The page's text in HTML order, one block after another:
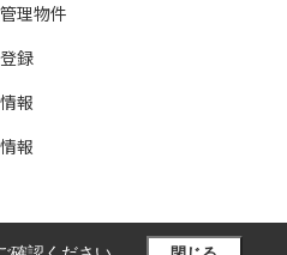
理物件
録
報
報